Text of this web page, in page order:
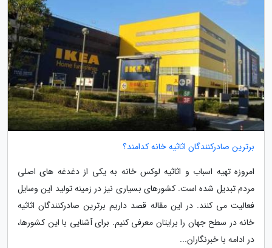
برترین صادرکنندگان اثاثیه خانه کدامند؟
امروزه تهیه اسباب و اثاثیه لوکس خانه به یکی از دغدغه های اصلی
مردم تبدیل شده است. کشورهای بسیاری نیز در زمینه تولید این وسایل
فعالیت می کنند. در این مقاله قصد داریم برترین صادرکنندگان اثاثیه
خانه در سطح جهان را برایتان معرفی کنیم. برای آشنایی با این کشورها،
در ادامه با خبرنگاران...